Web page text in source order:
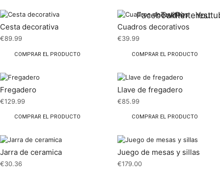
FacebookTwitterPinterest
Cesta decorativa
€89.99
COMPRAR EL PRODUCTO
Cuadros decorativos
€39.99
COMPRAR EL PRODUCTO
Fregadero
€129.99
COMPRAR EL PRODUCTO
Llave de fregadero
€85.99
COMPRAR EL PRODUCTO
Jarra de ceramica
€30.36
Juego de mesas y sillas
€179.00